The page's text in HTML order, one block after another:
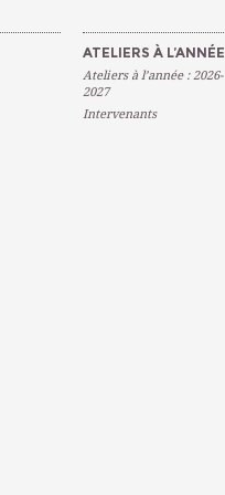
ATELIERS À L’ANNÉE
Ateliers à l’année : 2026-
2027
Intervenants